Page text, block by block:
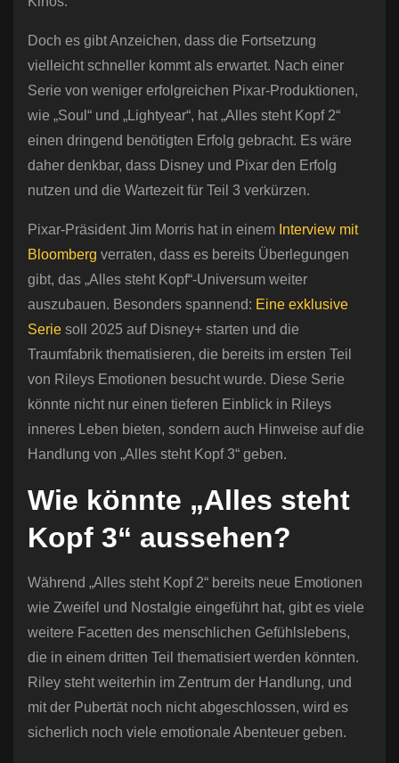
Doch es gibt Anzeichen, dass die Fortsetzung
vielleicht schneller kommt als erwartet. Nach einer
Serie von weniger erfolgreichen Pixar-Produktionen,
wie „Soul“ und „Lightyear“, hat „Alles steht Kopf 2“
einen dringend benötigten Erfolg gebracht. Es wäre
daher denkbar, dass Disney und Pixar den Erfolg
nutzen und die Wartezeit für Teil 3 verkürzen.
Pixar-Präsident Jim Morris hat in einem Interview mit
Bloomberg verraten, dass es bereits Überlegungen
gibt, das „Alles steht Kopf“-Universum weiter
auszubauen. Besonders spannend: Eine exklusive
Serie soll 2025 auf Disney+ starten und die
Traumfabrik thematisieren, die bereits im ersten Teil
von Rileys Emotionen besucht wurde. Diese Serie
könnte nicht nur einen tieferen Einblick in Rileys
inneres Leben bieten, sondern auch Hinweise auf die
Handlung von „Alles steht Kopf 3“ geben.
Wie könnte „Alles steht
Kopf 3“ aussehen?
Während „Alles steht Kopf 2“ bereits neue Emotionen
wie Zweifel und Nostalgie eingeführt hat, gibt es viele
weitere Facetten des menschlichen Gefühlslebens,
die in einem dritten Teil thematisiert werden könnten.
Riley steht weiterhin im Zentrum der Handlung, und
mit der Pubertät noch nicht abgeschlossen, wird es
sicherlich noch viele emotionale Abenteuer geben.